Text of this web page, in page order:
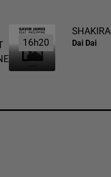
16h20
16h20
SHAKIRA
Dai Dai